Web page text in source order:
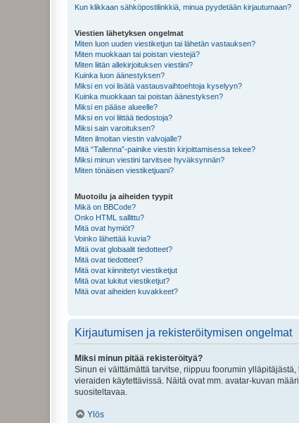
Kun klikkaan sähköpostilinkkiä, minua pyydetään kirjautumaan?
Viestien lähetyksen ongelmat
Miten luon uuden viestiketjun tai lähetän vastauksen?
Miten muokkaan tai poistan viestejä?
Miten liitän allekirjoituksen viestiini?
Kuinka luon äänestyksen?
Miksi en voi lisätä vastausvaihtoehtoja kyselyyn?
Kuinka muokkaan tai poistan äänestyksen?
Miksi en pääse alueelle?
Miksi en voi liittää tiedostoja?
Miksi sain varoituksen?
Miten ilmoitan viestin valvojalle?
Mitä “Tallenna”-painike viestin kirjoittamisessa tekee?
Miksi minun viestini tarvitsee hyväksynnän?
Miten tönäisen viestiketjuani?
Muotoilu ja aiheiden tyypit
Mikä on BBCode?
Onko HTML sallittu?
Mitä ovat hymiöt?
Voinko lähettää kuvia?
Mitä ovat globaalit tiedotteet?
Mitä ovat tiedotteet?
Mitä ovat kiinnitetyt viestiketjut
Mitä ovat lukitut viestiketjut?
Mitä ovat aiheiden kuvakkeet?
Kirjautumisen ja rekisteröitymisen ongelmat
Miksi minun pitää rekisteröityä?
Sinun ei välttämättä tarvitse, riippuu foorumin
vieraiden käytettävissä. Näitä ovat mm. avatar-kuvan
suositeltavaa.
Ylös